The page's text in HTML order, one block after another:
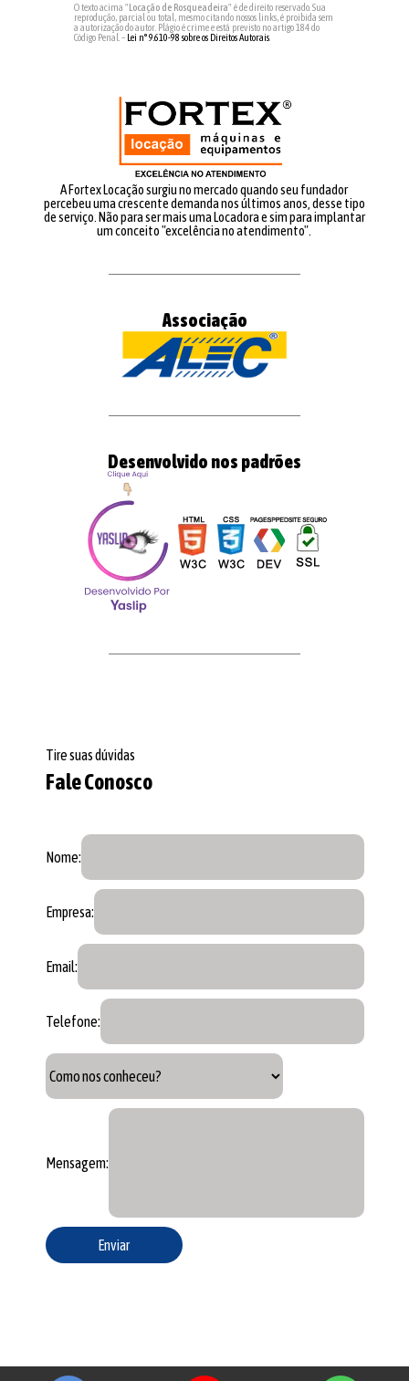
O texto acima "Locação de Rosqueadeira" é de direito reservado. Sua
reprodução, parcial ou total, mesmo citando nossos links, é proibida sem
a autorização do autor. Plágio é crime e está previsto no artigo 184 do
Código Penal. – Lei n° 9.610-98 sobre os Direitos Autorais.
A Fortex Locação surgiu no mercado quando seu fundador
percebeu uma crescente demanda nos últimos anos, desse tipo
de serviço. Não para ser mais uma Locadora e sim para implantar
um conceito "excelência no atendimento".
Associação
Desenvolvido nos padrões
Tire suas dúvidas
Fale Conosco
Nome:
Empresa:
Email:
Telefone:
Mensagem: